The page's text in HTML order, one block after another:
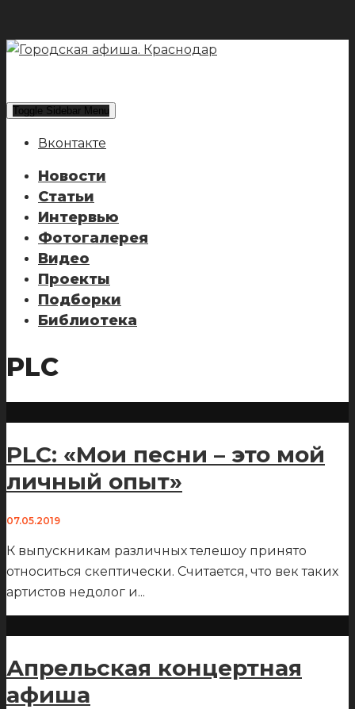
Toggle Sidebar Menu
Вконтакте
Новости
Статьи
Интервью
Фотогалерея
Видео
Проекты
Подборки
Библиотека
PLC
PLC: «Мои песни – это мой
личный опыт»
07.05.2019
К выпускникам различных телешоу принято
относиться скептически. Считается, что век таких
артистов недолог и...
Апрельская концертная
афиша